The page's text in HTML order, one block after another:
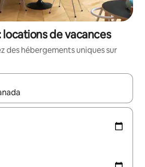
locations de vacances
des hébergements uniques sur
s'affichent, utilisez les flèches vers le